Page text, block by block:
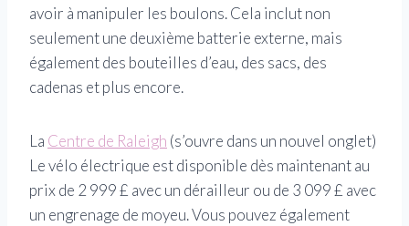
avoir à manipuler les boulons. Cela inclut non
seulement une deuxième batterie externe, mais
également des bouteilles d’eau, des sacs, des
cadenas et plus encore.
La Centre de Raleigh (s’ouvre dans un nouvel onglet)
Le vélo électrique est disponible dès maintenant au
prix de 2 999 £ avec un dérailleur ou de 3 099 £ avec
un engrenage de moyeu. Vous pouvez également